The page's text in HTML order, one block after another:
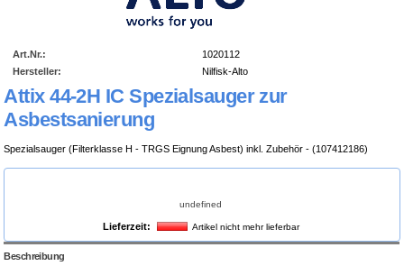
attix-44-2h-ic.gif
Art.Nr.:
1020112
Hersteller:
Nilfisk-Alto
Attix 44-2H IC Spezialsauger zur
Asbestsanierung
Spezialsauger (Filterklasse H - TRGS Eignung Asbest) inkl. Zubehör - (107412186)
undefined
Lieferzeit: Artikel nicht mehr lieferbar
Beschreibung